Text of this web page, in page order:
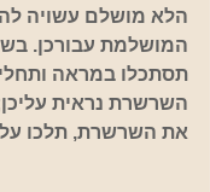
הלא מושלם עשויה
המושלמת עבורכן.
תסתכלו במראה
השרשרת נראית
את השרשרת, תלכו על